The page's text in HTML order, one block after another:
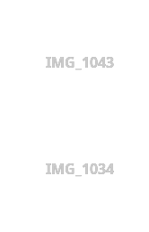
IMG_1043
IMG_1034